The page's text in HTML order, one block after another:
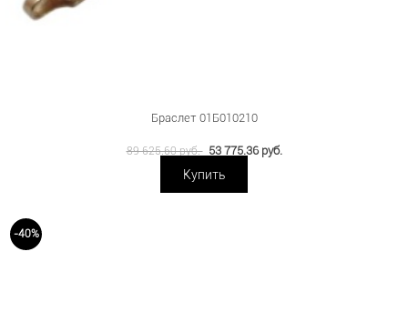
Браслет 01Б010210
89 625.60 руб. 53 775.36 руб.
Купить
-40%